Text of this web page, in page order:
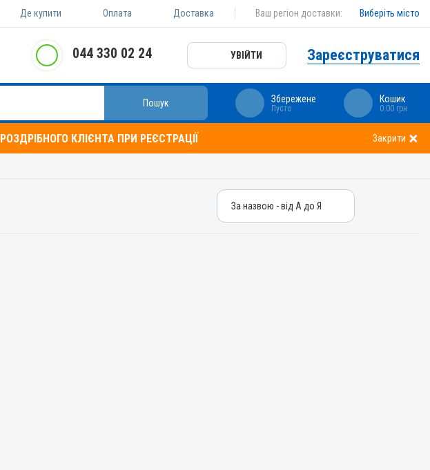
Де купити Оплата Доставка Ваш регіон доставки: Виберіть місто
044 330 02 24 УВІЙТИ Зареєструватися
Пошук Збережене
Пусто
Кошик
0.00 грн
КЛІЄНТА ПРИ РЕЄСТРАЦІЇ Закрити
За назвою - від А до Я